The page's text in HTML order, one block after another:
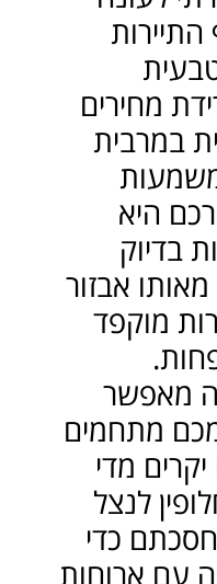
מחירים
במרבית
היא
בדיוק
אבזור
מוקפד
מאפשר
מתחמים
מדי
לנצל
כדי
עם ארוחות